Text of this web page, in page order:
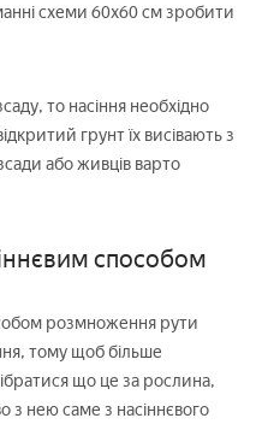
схеми 60х60 см зробити
то насіння необхідно
грунт їх висівають з
або живців варто
способом
розмноження рути
тому щоб більше
що це за рослина,
нею саме з насіннєвого